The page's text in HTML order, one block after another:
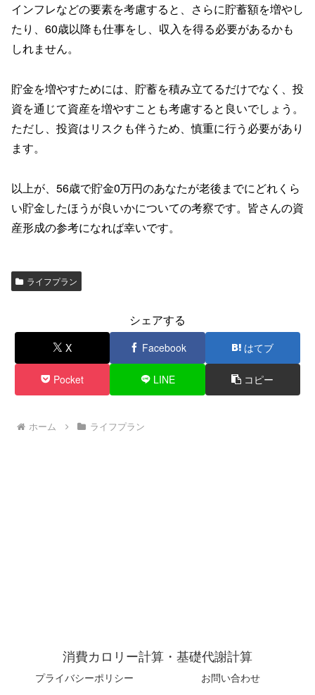
インフレなどの要素を考慮すると、さらに貯蓄額を増やし
たり、60歳以降も仕事をし、収入を得る必要があるかも
しれません。
貯金を増やすためには、貯蓄を積み立てるだけでなく、投
資を通じて資産を増やすことも考慮すると良いでしょう。
ただし、投資はリスクも伴うため、慎重に行う必要があり
ます。
以上が、56歳で貯金0万円のあなたが老後までにどれくら
い貯金したほうが良いかについての考察です。皆さんの資
産形成の参考になれば幸いです。
ライフプラン
シェアする
X Facebook はてブ
Pocket LINE コピー
ホーム ライフプラン
消費カロリー計算・基礎代謝計算
プライバシーポリシー
お問い合わせ